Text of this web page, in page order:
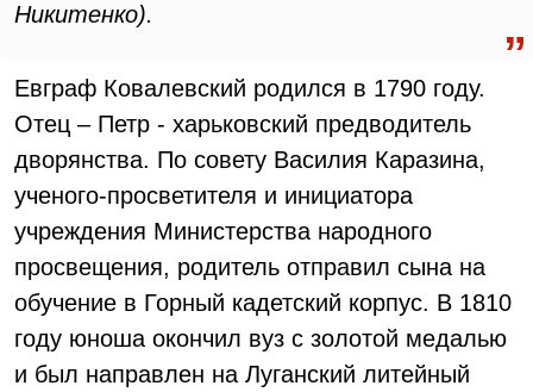
Никитенко).
Евграф Ковалевский родился в 1790 году.
Отец – Петр - харьковский предводитель
дворянства. По совету Василия Каразина,
ученого-просветителя и инициатора
учреждения Министерства народного
просвещения, родитель отправил сына на
обучение в Горный кадетский корпус. В 1810
году юноша окончил вуз с золотой медалью
и был направлен на Луганский литейный